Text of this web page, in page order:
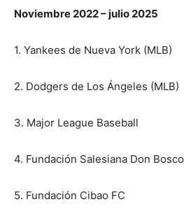
Noviembre 2022 – julio 2025
1. Yankees de Nueva York (MLB)
2. Dodgers de Los Ángeles (MLB)
3. Major League Baseball
4. Fundación Salesiana Don Bosco
5. Fundación Cibao FC